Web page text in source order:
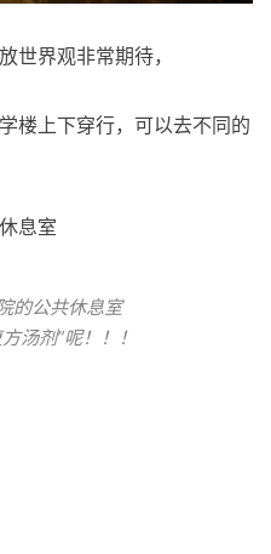
世界观非常期待，
楼上下穿行，可以去不同的
息室
的公共休息室
汤剂”呢！！！